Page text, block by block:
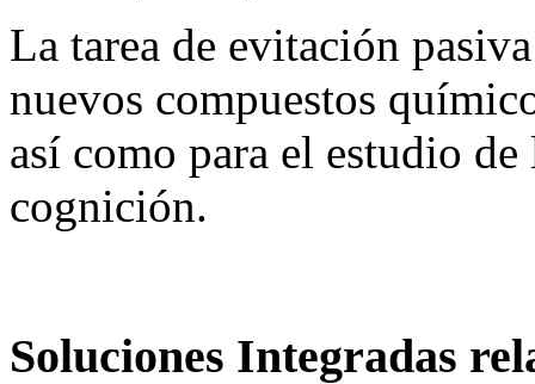
La tarea de evitación
nuevos compuestos
así como para el estudio
cognición.
Soluciones Integradas